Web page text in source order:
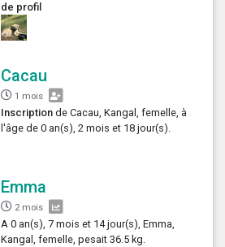
de profil
Cacau
1 mois
Inscription de Cacau, Kangal, femelle, à
l'âge de 0 an(s), 2 mois et 18 jour(s).
Emma
2 mois
A 0 an(s), 7 mois et 14 jour(s), Emma,
Kangal, femelle, pesait 36.5 kg.